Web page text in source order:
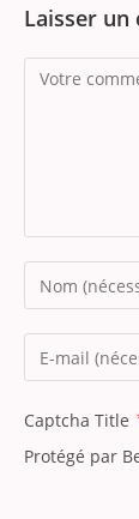
Laisser
Captcha Title
Protégé par